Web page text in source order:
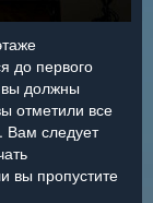
до первого
вы должны
отметили все
Вам следует
вы пропустите